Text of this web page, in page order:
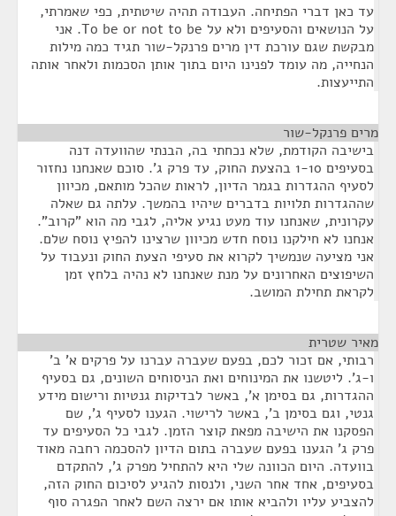
עד כאן דברי הפתיחה. העבודה תהיה שיטתית, כפי שאמרתי,
על הנושאים והסעיפים ולא על To be or not to be. אני
מבקשת שגם עורכת דין מרים פרנקל-שור תגיד כמה מילות
הנחייה, מה עומד לפנינו היום בתוך אותן הסכמות ולאחר אותה
התייעצות.
מרים פרנקל-שור
בישיבה הקודמת, שלא נכחתי בה, הבנתי שהוועדה דנה
בסעיפים 1-10 בהצעת החוק, עד פרק ג'. סוכם שאנחנו נחזור
לסעיף ההגדרות בגמר הדיון, לראות שהכל מותאם, מכיוון
שההגדרות תלויות בדברים שיהיו בהמשך. עלתה גם שאלה
עקרונית, שאנחנו עוד מעט נגיע אליה, לגבי מה הוא "קרוב".
אנחנו לא חילקנו נוסח חדש מכיוון שרצינו להפיץ נוסח שלם.
אני מציעה שנמשיך לקרוא את סעיפי הצעת החוק ונעבוד על
השיפוצים האחרונים על מנת שאנחנו לא נהיה בלחץ זמן
לקראת תחילת המושב.
מאיר שטרית
רבותי, אם זכור לכם, בפעם שעברה עברנו על פרקים א' ב'
ו-ג'. ליטשנו את המינוחים ואת הניסוחים השונים, גם בסעיף
ההגדרות, גם בסימן א', באשר לבדיקות גנטיות ורישום מידע
גנטי, וגם בסימן ב', באשר לרישוי. הגענו לסעיף ג', שם
הפסקנו את הישיבה מפאת קוצר הזמן. לגבי כל הסעיפים עד
פרק ג' הגענו בפעם שעברה בתום הדיון להסכמה רחבה מאוד
בוועדה. היום הכוונה שלי היא להתחיל מפרק ג', להתקדם
בסעיפים, אחד אחר השני, ולנסות להגיע לסיכום החוק הזה,
להצביע עליו ולהביא אותו אם ירצה השם לאחר הפגרה סוף